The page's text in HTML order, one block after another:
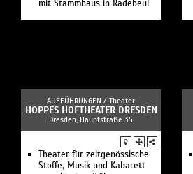
mit Stammhaus in Radebeul
AUFFÜHRUNGEN / Theater
HOPPES HOFTHEATER DRESDEN
Dresden, Hauptstraße 35
Theater für zeitgenössische
Stoffe, Musik und Kabarett